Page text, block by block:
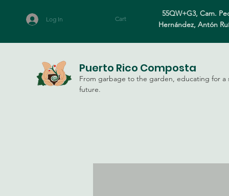
Log In Cart
55QW+G3, Cam.
Hernández, Antón
Puerto Rico Composta
From garbage to the garden, educating for a
future.